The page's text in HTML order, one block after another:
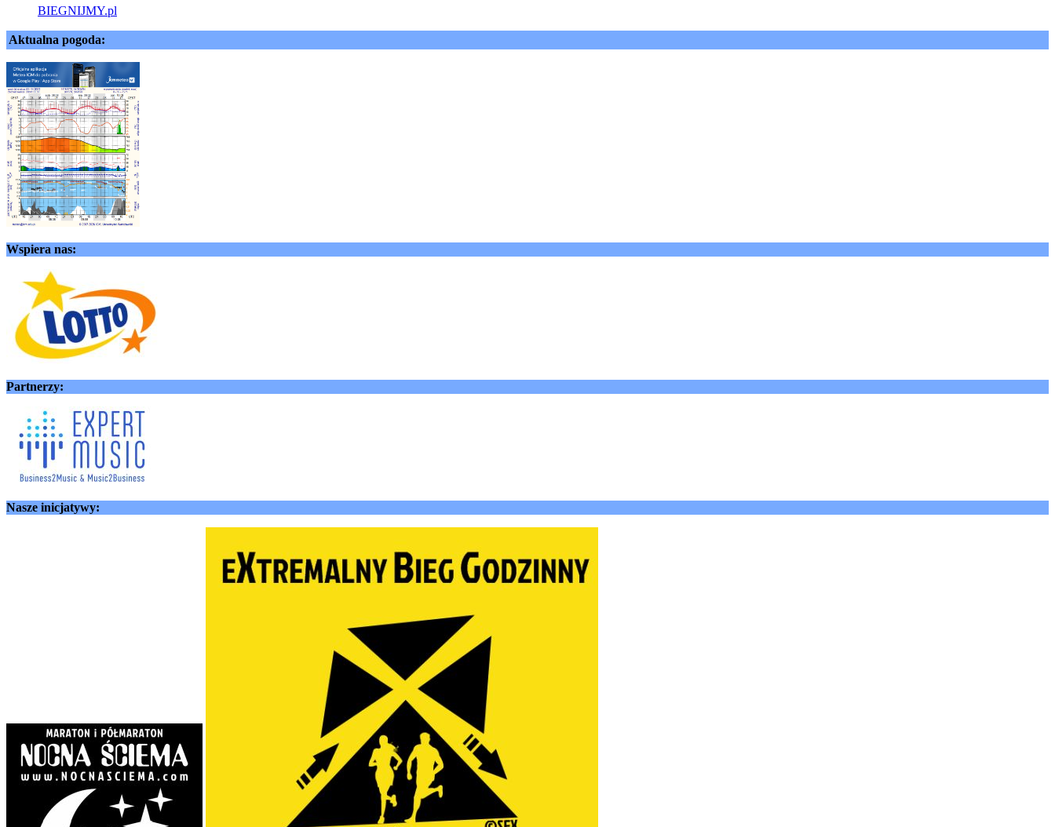
BIEGNIJMY.pl
Aktualna pogoda:
Wspiera nas:
Partnerzy:
Nasze inicjatywy: